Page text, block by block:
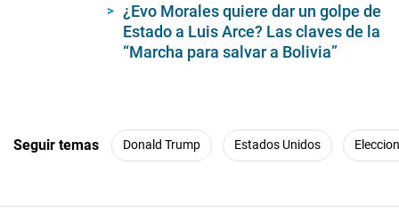
¿Evo Morales quiere dar un golpe de
Estado a Luis Arce? Las claves de la
“Marcha para salvar a Bolivia”
Seguir temas Donald Trump Estados Unidos